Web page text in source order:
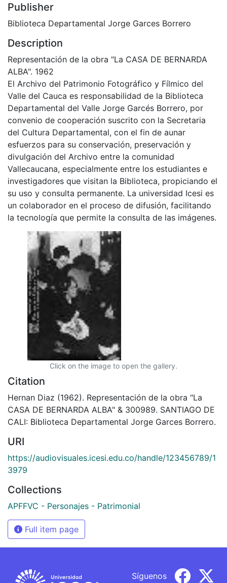
Publisher
Biblioteca Departamental Jorge Garces Borrero
Description
Representación de la obra "La CASA DE BERNARDA
ALBA". 1962
El Archivo del Patrimonio Fotográfico y Fílmico del
Valle del Cauca es responsabilidad de la Biblioteca
Departamental del Valle Jorge Garcés Borrero, por
convenio de cooperación suscrito con la Secretaria
del Cultura Departamental, con el fin de aunar
esfuerzos para su conservación, preservación y
divulgación del Archivo entre la comunidad
Vallecaucana, especialmente entre los estudiantes e
investigadores que visitan la Biblioteca, propiciando el
su uso y consulta permanente. La universidad Icesi es
un colaborador en el proceso de difusión, facilitando
la tecnología que permite la consulta de las imágenes.
Click on the image to open the gallery.
Citation
Hernan Diaz (1962). Representación de la obra "La
CASA DE BERNARDA ALBA" & 300989. SANTIAGO DE
CALI: Biblioteca Departamental Jorge Garces Borrero.
URI
https://audiovisuales.icesi.edu.co/handle/123456789/1
3979
Collections
APFFVC - Personajes - Patrimonial
Full item page
Síguenos